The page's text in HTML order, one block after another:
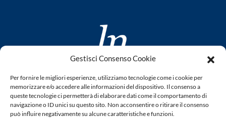
Gestisci Consenso Cookie
Per fornire le migliori esperienze, utilizziamo tecnologie come i cookie per
memorizzare e/o accedere alle informazioni del dispositivo. Il consenso a
queste tecnologie ci permetterà di elaborare dati come il comportamento di
navigazione o ID unici su questo sito. Non acconsentire o ritirare il consenso
può influire negativamente su alcune caratteristiche e funzioni.
www.laletteraturaenoi.it
fondato da Romano Luperini
Questo blog non rappresenta una testata giornalistica in
quanto viene aggiornato senza alcuna periodicità. Non può